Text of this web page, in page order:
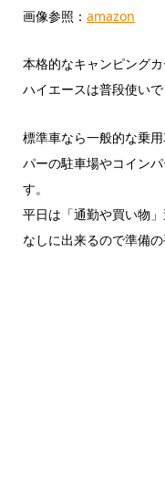
画像参照： amazon
本格的なキャンピング
ハイエースは普段使いで
標準車なら一般的な乗
パーの駐車場やコイン
す。
平日は「通勤や買い物
なしに出来るので準備